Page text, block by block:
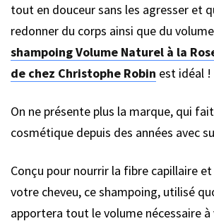
tout en douceur sans les agresser et
redonner du corps ainsi que du
shampoing Volume Naturel à la
de chez Christophe Robin est idéal !
On ne présente plus la marque, qui
cosmétique depuis des années avec
Conçu pour nourrir la fibre capillaire
votre cheveu, ce shampoing, utilisé
apportera tout le volume nécessaire